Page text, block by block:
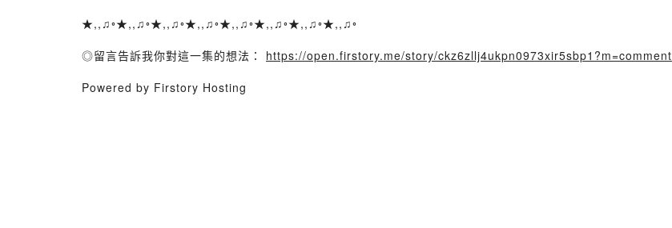
★,,♫◦★,,♫◦★,,♫◦★,,♫◦★,,♫◦★,,♫◦★,,♫◦★,,♫◦
◎留言告訴我你對這一集的想法： https://open.firstory.me/story/ckz6zllj4ukpn0973xir5sbp1?m=comment
Powered by Firstory Hosting